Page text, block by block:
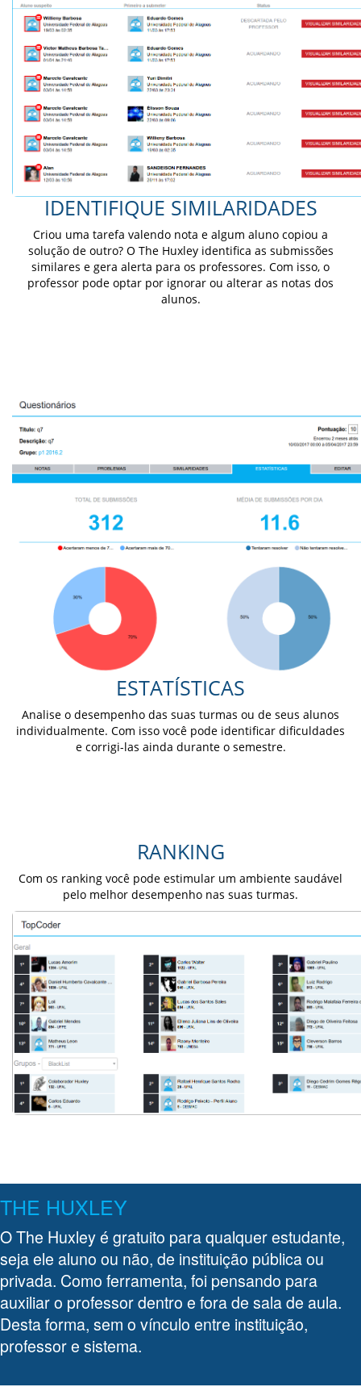
IDENTIFIQUE SIMILARIDADES
Criou uma tarefa valendo nota e algum aluno copiou a
solução de outro? O The Huxley identifica as submissões
similares e gera alerta para os professores. Com isso, o
professor pode optar por ignorar ou alterar as notas dos
alunos.
ESTATÍSTICAS
Analise o desempenho das suas turmas ou de seus alunos
individualmente. Com isso você pode identificar dificuldades
e corrigi-las ainda durante o semestre.
RANKING
Com os ranking você pode estimular um ambiente saudável
pelo melhor desempenho nas suas turmas.
THE HUXLEY
O The Huxley é gratuito para qualquer estudante,
seja ele aluno ou não, de instituição pública ou
privada. Como ferramenta, foi pensando para
auxiliar o professor dentro e fora de sala de aula.
Desta forma, sem o vínculo entre instituição,
professor e sistema.